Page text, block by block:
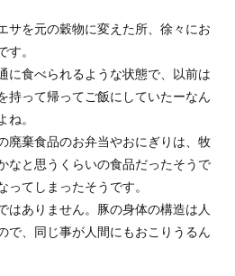
サを元の穀物に変えた所、徐々にお
。
に食べられるような状態で、以前は
持って帰ってご飯にしていたーなん
。
廃棄食品のお弁当やおにぎりは、牧
なと思うくらいの食品だったそうで
てしまったそうです。
はありません。豚の身体の構造は人
で、同じ事が人間にもおこりうるん